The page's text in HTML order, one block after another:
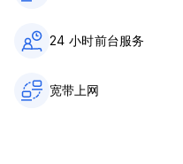
24 小时前台服务
宽带上网